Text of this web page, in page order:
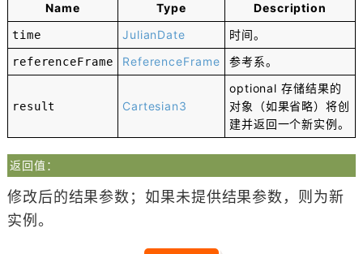
Name Type Description
time JulianDate 时间。
referenceFrame ReferenceFrame 参考系。
result Cartesian3
optional 存储结果的
对象（如果省略）将创
建并返回一个新实例。
返回值：
修改后的结果参数；如果未提供结果参数，则为新
实例。